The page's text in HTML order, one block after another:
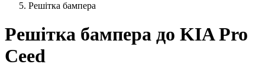
Решітка бампера
Решітка бампера до KIA Pro
Ceed